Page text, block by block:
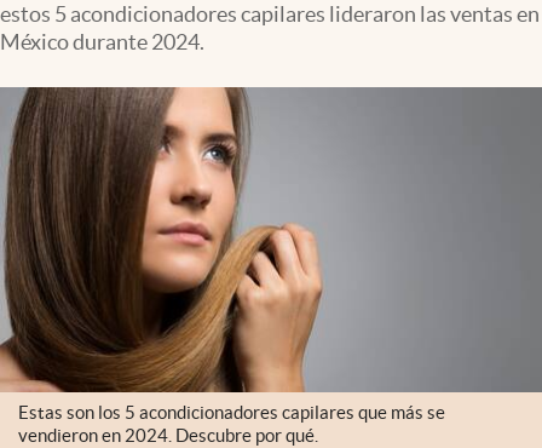
Clima
Mediakit
abre en nueva pestaña
estos 5 acondicionadores capilares lideraron las ventas en
México durante 2024.
Estas son los 5 acondicionadores capilares que más se
vendieron en 2024. Descubre por qué.